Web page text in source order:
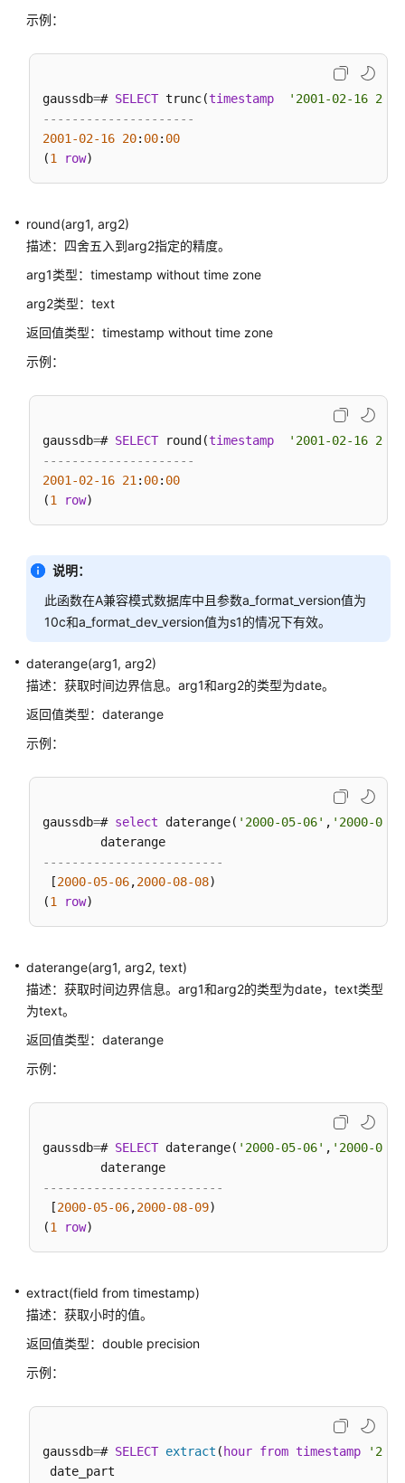
类
型
系
统
操
事
制
DDL
法
一
语
法
览
DCL
一
表
语
法
录
实
用
自
函
数
过
程
事
系
示例：
gaussdb=# SELECT trunc(timestamp
'2001-02-16
---------------------
2001 -02-16 20: 00: 00
(1 row
round(arg1, arg2)
描述：四舍五入到arg2指定的精度。
arg1类型：timestamp without time zone
arg2类型：text
返回值类型：timestamp without time zone
示例：
gaussdb=# SELECT round(timestamp
'2001-02-16
---------------------
2001 -02-16 21 : 00: 00
(1 row
说明：
此函数在A兼容模式数据库中且参数a_format_version值为
10c和a_format_dev_version值为s1的情况下有效。
daterange(arg1, arg2)
描述：获取时间边界信息。arg1和arg2的类型为date。
返回值类型：daterange
示例：
gaussdb=# select daterange( '2000-05-06' , '2000-08-
-------------------------
[2000-05-06,2000-08-08)
(1 row
daterange(arg1, arg2, text)
描述：获取时间边界信息。arg1和arg2的类型为date，text类型
为text。
返回值类型：daterange
示例：
gaussdb=# SELECT daterange( '2000-05-06' , '2000-08-
-------------------------
[2000-05-06,2000-08-09)
(1 row
extract(field from timestamp)
描述：获取小时的值。
返回值类型：double precision
示例：
gaussdb=# SELECT extract ( hour from timestamp